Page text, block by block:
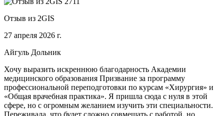
Отзыв из 2GIS
27 апреля 2026 г.
Айгуль Дольник
Хочу выразить искреннюю благодарность Академии
медицинского образования Призвание за программу
профессиональной переподготовки по курсам «Хирургия» и
«Общая врачебная практика». Я пришла сюда с нуля в этой
сфере, но с огромным желанием изучить эти специальности.